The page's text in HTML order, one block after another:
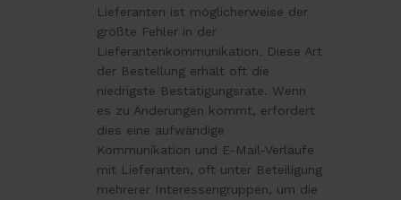
Lieferanten ist möglicherweise der
größte Fehler in der
Lieferantenkommunikation. Diese Art
der Bestellung erhält oft die
niedrigste Bestätigungsrate. Wenn
es zu Änderungen kommt, erfordert
dies eine aufwändige
Kommunikation und E-Mail-Verläufe
mit Lieferanten, oft unter Beteiligung
mehrerer Interessengruppen, um die